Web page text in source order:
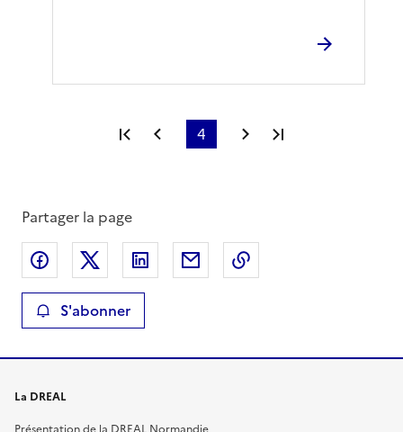
Première page
Page précédente
4 Page suivante
Partager la page
Partager sur Facebook
Partager sur XPartager sur LinkedIn
Partager par email
S'abonner
La DREAL